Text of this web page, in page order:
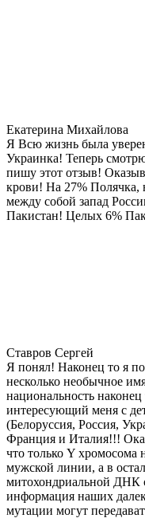
Екатерина Михайлова
Я Всю жизнь была
Украинка! Теперь
пишу этот отзыв!
крови! На 27% Полячка,
между собой запад
Пакистан! Целых 6%
Ставров Сергей
Я понял! Наконец то я
несколько необычное
национальность
интересующий меня с
(Белоруссия, Россия,
Франция и Италия!!!
что только Y
мужской линии, а в
митохондриальной ДНК
информация наших
мутации могут